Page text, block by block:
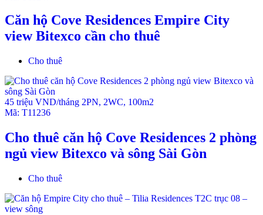
Căn hộ Cove Residences Empire City
view Bitexco cần cho thuê
Cho thuê
45 triệu VND/tháng 2PN, 2WC, 100m2
Mã: T11236
Cho thuê căn hộ Cove Residences 2 phòng
ngủ view Bitexco và sông Sài Gòn
Cho thuê